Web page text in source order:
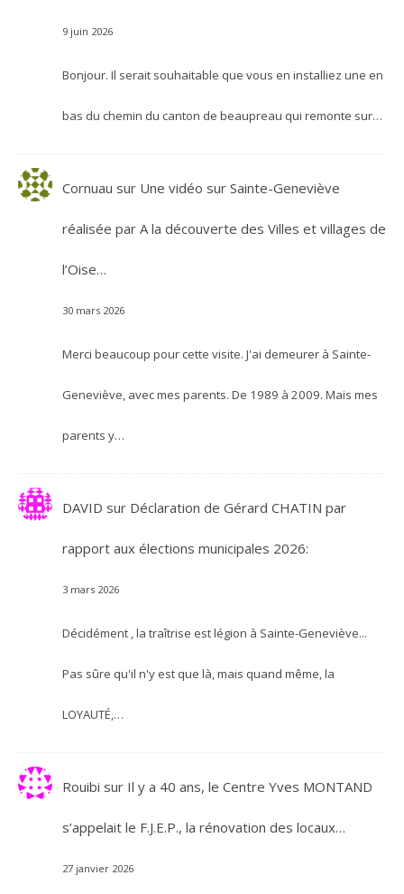
9 juin 2026
Bonjour. Il serait souhaitable que vous en installiez une en
bas du chemin du canton de beaupreau qui remonte sur…
Cornuau sur Une vidéo sur Sainte-Geneviève
réalisée par A la découverte des Villes et villages de
l’Oise…
30 mars 2026
Merci beaucoup pour cette visite. J'ai demeurer à Sainte-
Geneviève, avec mes parents. De 1989 à 2009. Mais mes
parents y…
DAVID sur Déclaration de Gérard CHATIN par
rapport aux élections municipales 2026:
3 mars 2026
Décidément , la traîtrise est légion à Sainte-Geneviève...
Pas sûre qu'il n'y est que là, mais quand même, la
LOYAUTÉ,…
Rouibi sur Il y a 40 ans, le Centre Yves MONTAND
s’appelait le F.J.E.P., la rénovation des locaux…
27 janvier 2026